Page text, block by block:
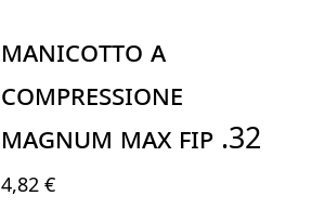
MANICOTTO A
COMPRESSIONE
MAGNUM MAX FIP .32
4,82 €